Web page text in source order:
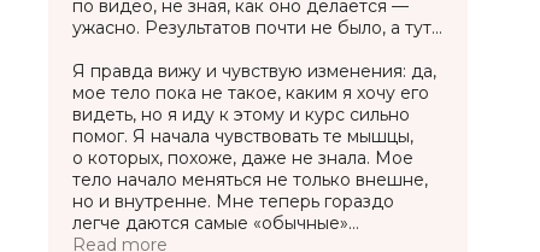
по видео, не зная, как оно делается —
ужасно. Результатов почти не было, а тут…
Я правда вижу и чувствую изменения: да,
мое тело пока не такое, каким я хочу его
видеть, но я иду к этому и курс сильно
помог. Я начала чувствовать те мышцы,
о которых, похоже, даже не знала. Мое
тело начало меняться не только внешне,
но и внутренне. Мне теперь гораздо
легче даются самые «обычные»
движения, это прекрасно.
Read more